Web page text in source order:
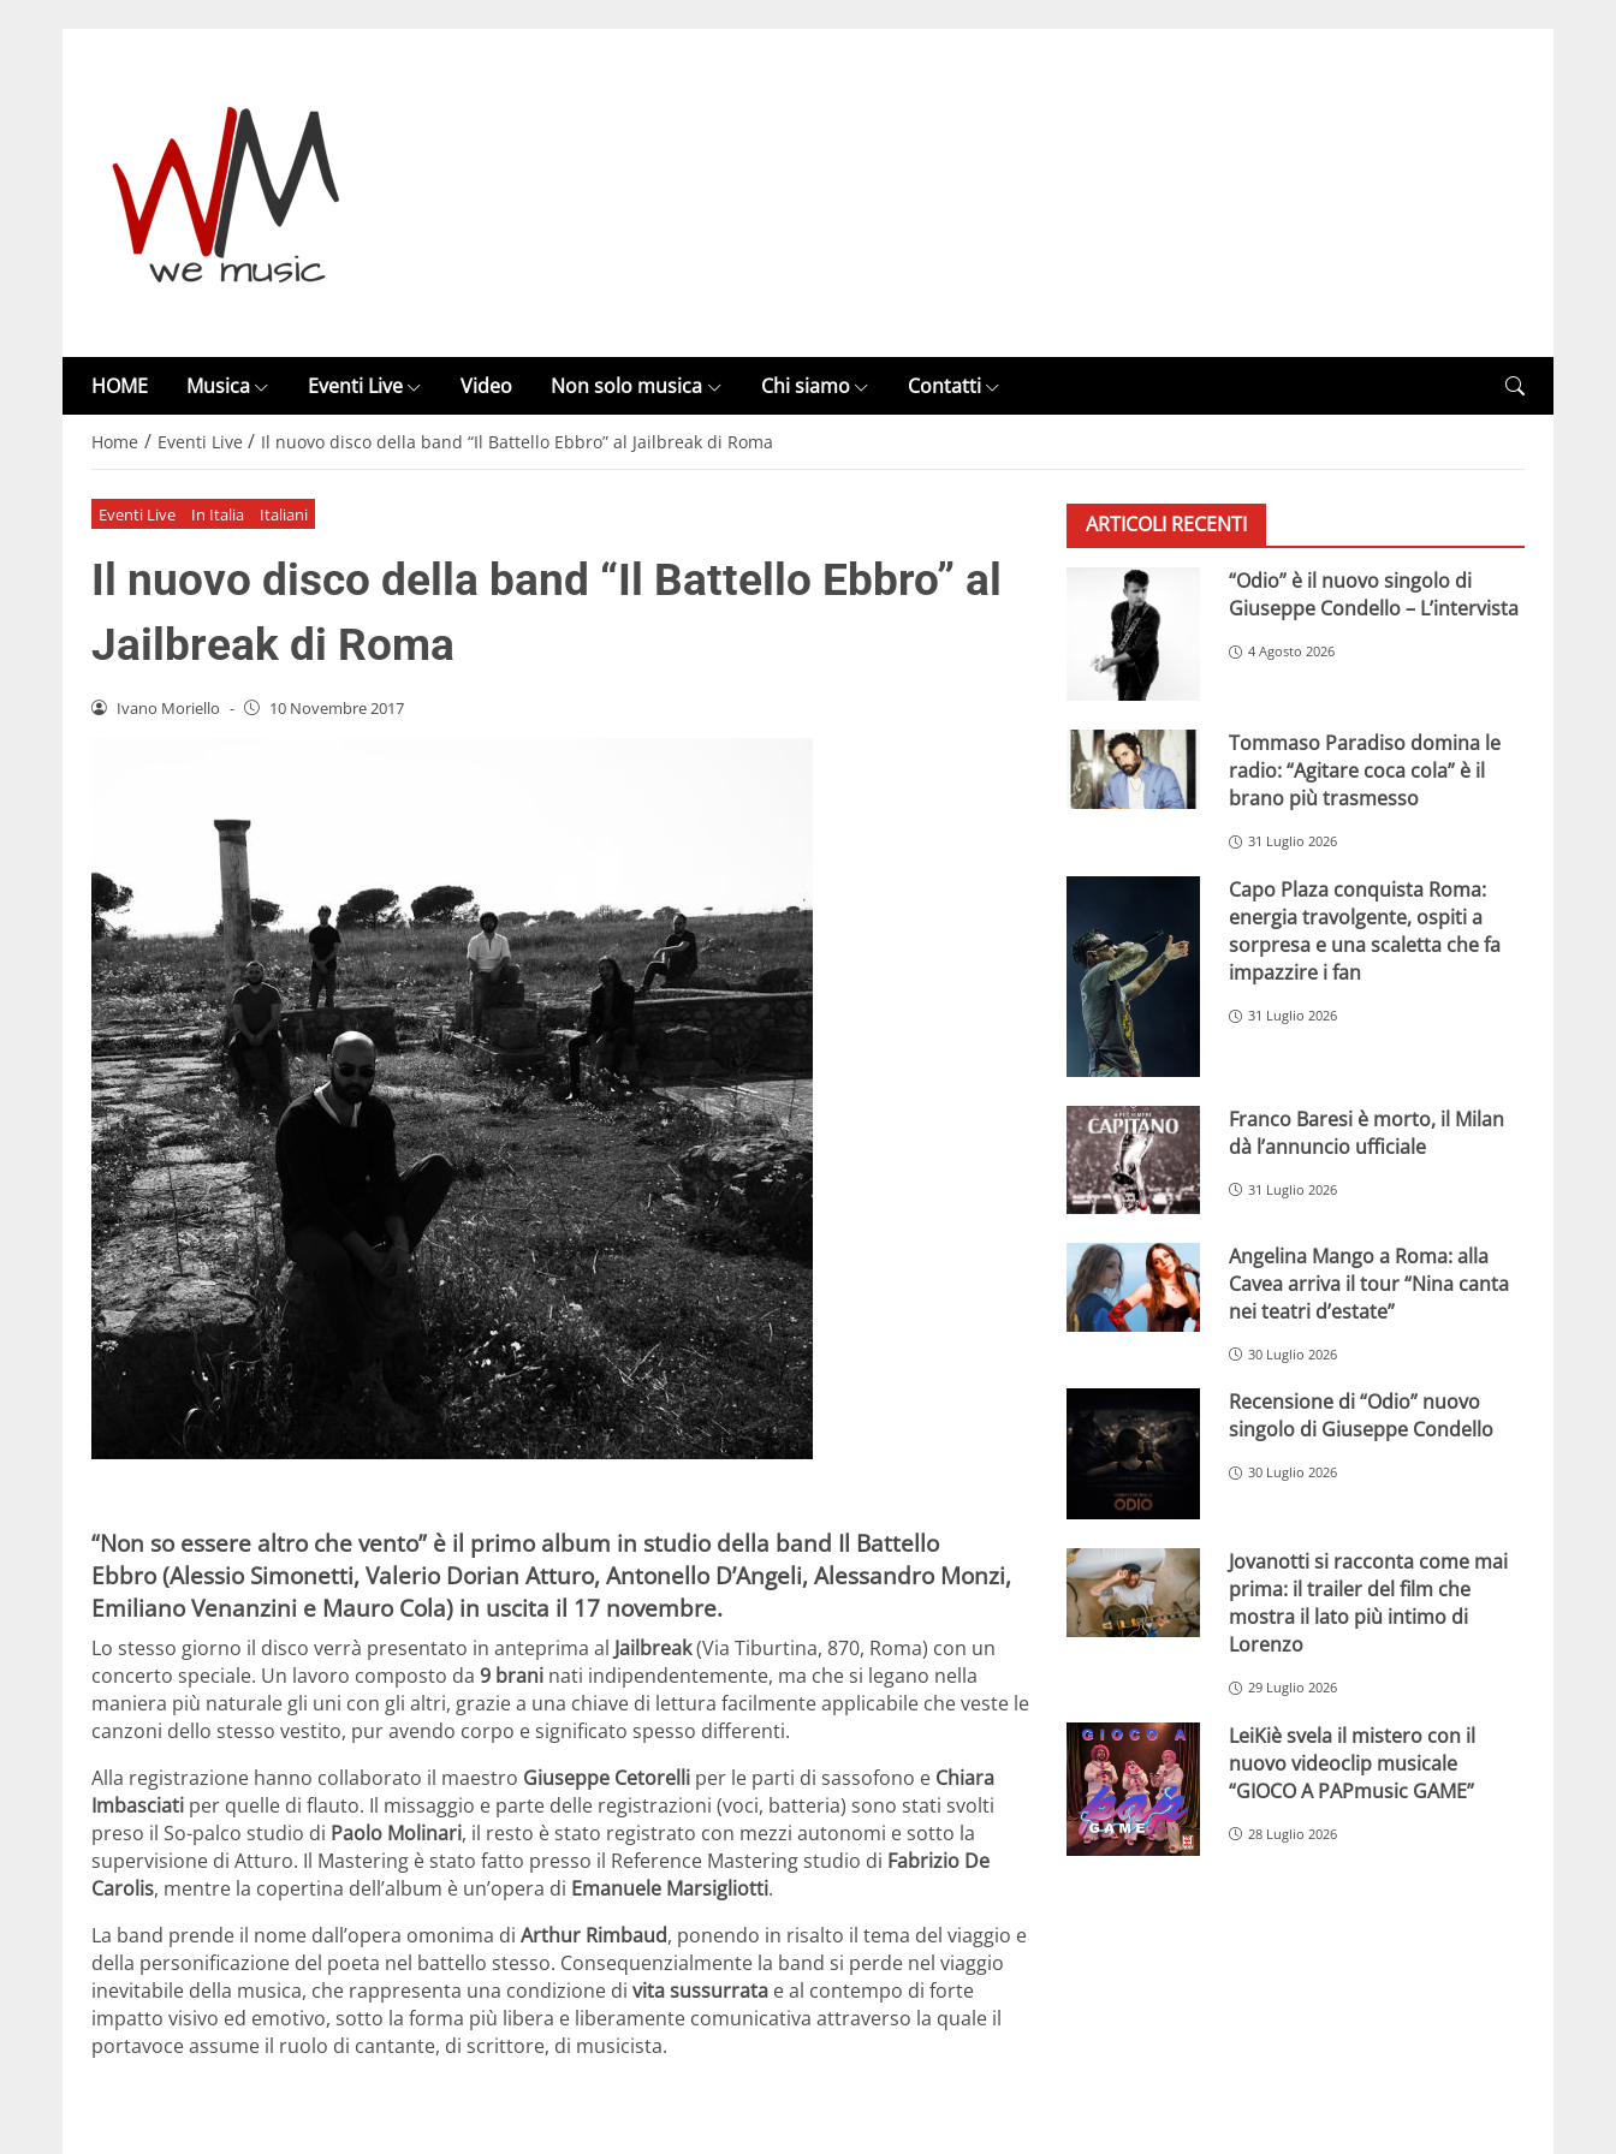
HOME Musica Eventi Live Video Non solo musica Chi siamo Contatti
Home / Eventi Live / Il nuovo disco della band “Il Battello Ebbro” al Jailbreak di Roma
Eventi Live In Italia Italiani
Il nuovo disco della band “Il Battello Ebbro” al
Jailbreak di Roma
Ivano Moriello - 10 Novembre 2017
“Non so essere altro che vento” è il primo album in studio della band Il Battello
Ebbro (Alessio Simonetti, Valerio Dorian Atturo, Antonello D’Angeli, Alessandro Monzi,
Emiliano Venanzini e Mauro Cola) in uscita il 17 novembre.
Lo stesso giorno il disco verrà presentato in anteprima al Jailbreak(Via Tiburtina, 870, Roma) con un
concerto speciale. Un lavoro composto da 9 brani nati indipendentemente, ma che si legano nella
maniera più naturale gli uni con gli altri, grazie a una chiave di lettura facilmente applicabile che veste le
canzoni dello stesso vestito, pur avendo corpo e significato spesso differenti.
Alla registrazione hanno collaborato il maestro Giuseppe Cetorelli per le parti di sassofono e Chiara
Imbasciati per quelle di flauto. Il missaggio e parte delle registrazioni (voci, batteria) sono stati svolti
preso il So-palco studio di Paolo Molinari, il resto è stato registrato con mezzi autonomi e sotto la
supervisione di Atturo. Il Mastering è stato fatto presso il Reference Mastering studio di Fabrizio De
Carolis, mentre la copertina dell’album è un’opera di Emanuele Marsigliotti.
La band prende il nome dall’opera omonima di Arthur Rimbaud, ponendo in risalto il tema del viaggio e
della personificazione del poeta nel battello stesso. Consequenzialmente la band si perde nel viaggio
inevitabile della musica, che rappresenta una condizione di vita sussurrata e al contempo di forte
impatto visivo ed emotivo, sotto la forma più libera e liberamente comunicativa attraverso la quale il
portavoce assume il ruolo di cantante, di scrittore, di musicista.
ARTICOLI RECENTI
“Odio” è il nuovo singolo di
Giuseppe Condello – L’intervista
4 Agosto 2026
Tommaso Paradiso domina le
radio: “Agitare coca cola” è il
brano più trasmesso
31 Luglio 2026
Capo Plaza conquista Roma:
energia travolgente, ospiti a
sorpresa e una scaletta che fa
impazzire i fan
31 Luglio 2026
Franco Baresi è morto, il Milan
dà l’annuncio ufficiale
31 Luglio 2026
Angelina Mango a Roma: alla
Cavea arriva il tour “Nina canta
nei teatri d’estate”
30 Luglio 2026
Recensione di “Odio” nuovo
singolo di Giuseppe Condello
30 Luglio 2026
Jovanotti si racconta come mai
prima: il trailer del film che
mostra il lato più intimo di
Lorenzo
29 Luglio 2026
LeiKiè svela il mistero con il
nuovo videoclip musicale
“GIOCO A PAPmusic GAME”
28 Luglio 2026